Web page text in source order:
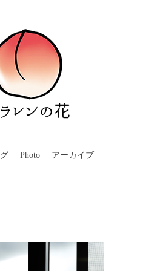
Photo アーカイブ